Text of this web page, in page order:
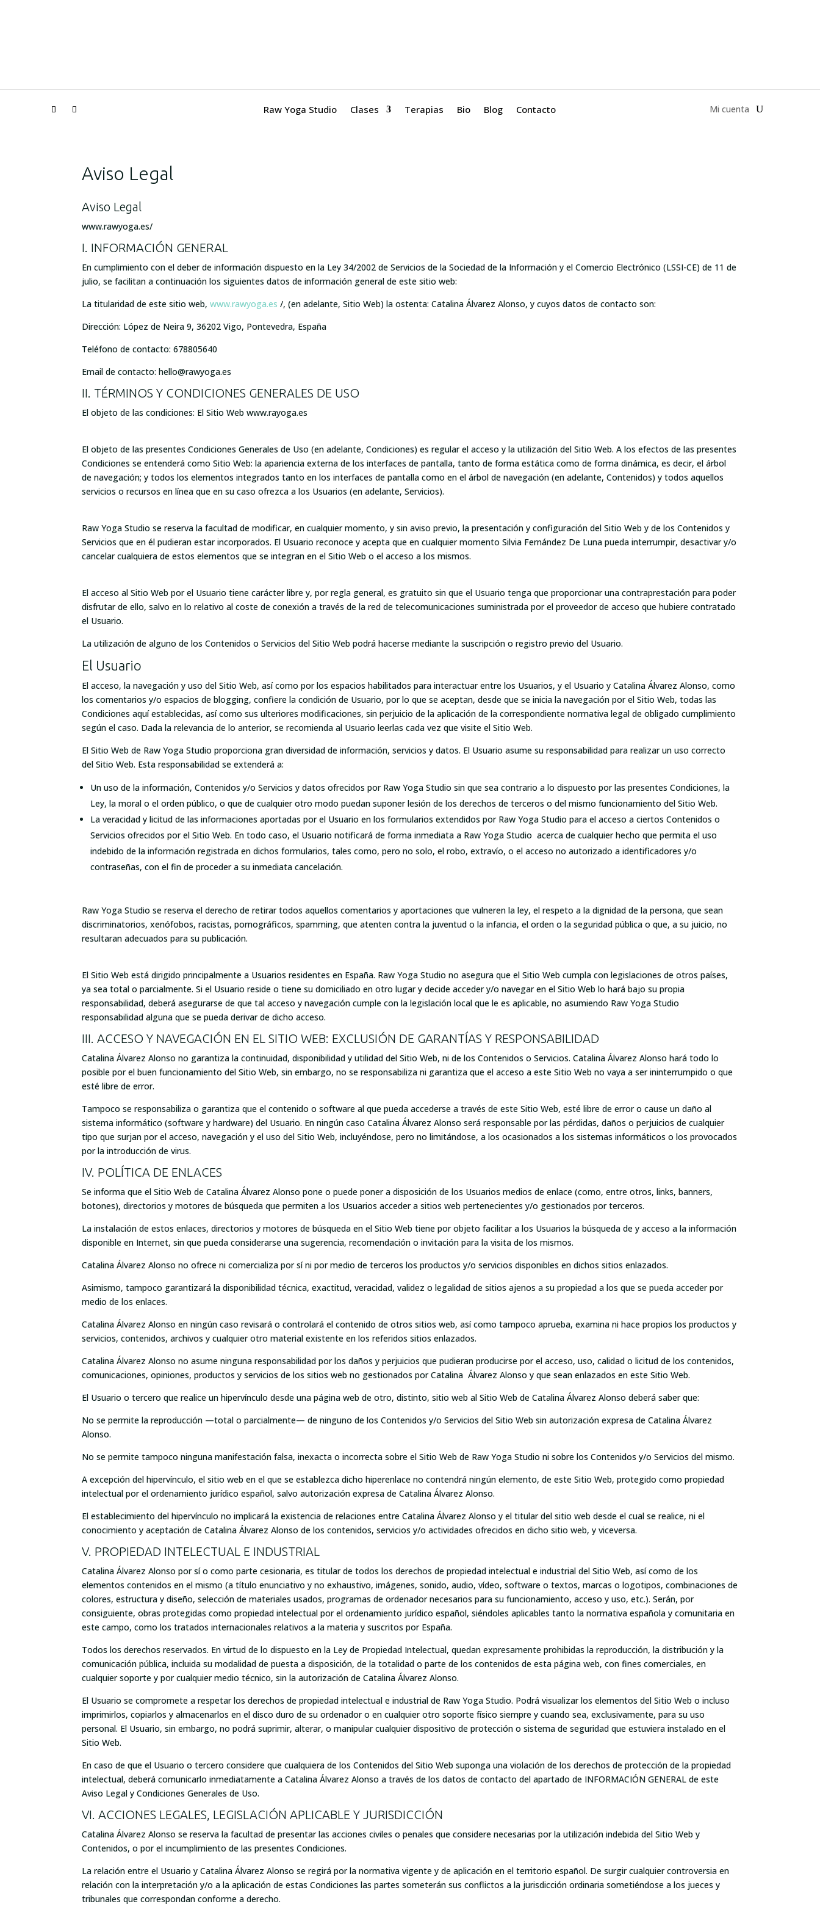
Raw Yoga Studio Clases Terapias Bio Blog Contacto Mi cuenta
Aviso Legal
Aviso Legal
www.rawyoga.es/
I. INFORMACIÓN GENERAL
En cumplimiento con el deber de información dispuesto en la Ley 34/2002 de Servicios de la Sociedad de la Información y el Comercio Electrónico (LSSI-CE) de 11 de
julio, se facilitan a continuación los siguientes datos de información general de este sitio web:
La titularidad de este sitio web,www.rawyoga.es /, (en adelante, Sitio Web) la ostenta: Catalina Álvarez Alonso, y cuyos datos de contacto son:
Dirección: López de Neira 9, 36202 Vigo, Pontevedra, España
Teléfono de contacto: 678805640
Email de contacto: hello@rawyoga.es
II. TÉRMINOS Y CONDICIONES GENERALES DE USO
El objeto de las condiciones: El Sitio Web www.rayoga.es
El objeto de las presentes Condiciones Generales de Uso (en adelante, Condiciones) es regular el acceso y la utilización del Sitio Web. A los efectos de las presentes
Condiciones se entenderá como Sitio Web: la apariencia externa de los interfaces de pantalla, tanto de forma estática como de forma dinámica, es decir, el árbol
de navegación; y todos los elementos integrados tanto en los interfaces de pantalla como en el árbol de navegación (en adelante, Contenidos) y todos aquellos
servicios o recursos en línea que en su caso ofrezca a los Usuarios (en adelante, Servicios).
Raw Yoga Studio se reserva la facultad de modificar, en cualquier momento, y sin aviso previo, la presentación y configuración del Sitio Web y de los Contenidos y
Servicios que en él pudieran estar incorporados. El Usuario reconoce y acepta que en cualquier momento Silvia Fernández De Luna pueda interrumpir, desactivar y/o
cancelar cualquiera de estos elementos que se integran en el Sitio Web o el acceso a los mismos.
El acceso al Sitio Web por el Usuario tiene carácter libre y, por regla general, es gratuito sin que el Usuario tenga que proporcionar una contraprestación para poder
disfrutar de ello, salvo en lo relativo al coste de conexión a través de la red de telecomunicaciones suministrada por el proveedor de acceso que hubiere contratado
el Usuario.
La utilización de alguno de los Contenidos o Servicios del Sitio Web podrá hacerse mediante la suscripción o registro previo del Usuario.
El Usuario
El acceso, la navegación y uso del Sitio Web, así como por los espacios habilitados para interactuar entre los Usuarios, y el Usuario y Catalina Álvarez Alonso, como
los comentarios y/o espacios de blogging, confiere la condición de Usuario, por lo que se aceptan, desde que se inicia la navegación por el Sitio Web, todas las
Condiciones aquí establecidas, así como sus ulteriores modificaciones, sin perjuicio de la aplicación de la correspondiente normativa legal de obligado cumplimiento
según el caso. Dada la relevancia de lo anterior, se recomienda al Usuario leerlas cada vez que visite el Sitio Web.
El Sitio Web de Raw Yoga Studio proporciona gran diversidad de información, servicios y datos. El Usuario asume su responsabilidad para realizar un uso correcto
del Sitio Web. Esta responsabilidad se extenderá a:
Un uso de la información, Contenidos y/o Servicios y datos ofrecidos por Raw Yoga Studio sin que sea contrario a lo dispuesto por las presentes Condiciones, la
Ley, la moral o el orden público, o que de cualquier otro modo puedan suponer lesión de los derechos de terceros o del mismo funcionamiento del Sitio Web.
La veracidad y licitud de las informaciones aportadas por el Usuario en los formularios extendidos por Raw Yoga Studio para el acceso a ciertos Contenidos o
Servicios ofrecidos por el Sitio Web. En todo caso, el Usuario notificará de forma inmediata a Raw Yoga Studio acerca de cualquier hecho que permita el uso
indebido de la información registrada en dichos formularios, tales como, pero no solo, el robo, extravío, o el acceso no autorizado a identificadores y/o
contraseñas, con el fin de proceder a su inmediata cancelación.
Raw Yoga Studio se reserva el derecho de retirar todos aquellos comentarios y aportaciones que vulneren la ley, el respeto a la dignidad de la persona, que sean
discriminatorios, xenófobos, racistas, pornográficos, spamming, que atenten contra la juventud o la infancia, el orden o la seguridad pública o que, a su juicio, no
resultaran adecuados para su publicación.
El Sitio Web está dirigido principalmente a Usuarios residentes en España. Raw Yoga Studio no asegura que el Sitio Web cumpla con legislaciones de otros países,
ya sea total o parcialmente. Si el Usuario reside o tiene su domiciliado en otro lugar y decide acceder y/o navegar en el Sitio Web lo hará bajo su propia
responsabilidad, deberá asegurarse de que tal acceso y navegación cumple con la legislación local que le es aplicable, no asumiendo Raw Yoga Studio
responsabilidad alguna que se pueda derivar de dicho acceso.
III. ACCESO Y NAVEGACIÓN EN EL SITIO WEB: EXCLUSIÓN DE GARANTÍAS Y RESPONSABILIDAD
Catalina Álvarez Alonso no garantiza la continuidad, disponibilidad y utilidad del Sitio Web, ni de los Contenidos o Servicios. Catalina Álvarez Alonso hará todo lo
posible por el buen funcionamiento del Sitio Web, sin embargo, no se responsabiliza ni garantiza que el acceso a este Sitio Web no vaya a ser ininterrumpido o que
esté libre de error.
Tampoco se responsabiliza o garantiza que el contenido o software al que pueda accederse a través de este Sitio Web, esté libre de error o cause un daño al
sistema informático (software y hardware) del Usuario. En ningún caso Catalina Álvarez Alonso será responsable por las pérdidas, daños o perjuicios de cualquier
tipo que surjan por el acceso, navegación y el uso del Sitio Web, incluyéndose, pero no limitándose, a los ocasionados a los sistemas informáticos o los provocados
por la introducción de virus.
IV. POLÍTICA DE ENLACES
Se informa que el Sitio Web de Catalina Álvarez Alonso pone o puede poner a disposición de los Usuarios medios de enlace (como, entre otros, links, banners,
botones), directorios y motores de búsqueda que permiten a los Usuarios acceder a sitios web pertenecientes y/o gestionados por terceros.
La instalación de estos enlaces, directorios y motores de búsqueda en el Sitio Web tiene por objeto facilitar a los Usuarios la búsqueda de y acceso a la información
disponible en Internet, sin que pueda considerarse una sugerencia, recomendación o invitación para la visita de los mismos.
Catalina Álvarez Alonso no ofrece ni comercializa por sí ni por medio de terceros los productos y/o servicios disponibles en dichos sitios enlazados.
Asimismo, tampoco garantizará la disponibilidad técnica, exactitud, veracidad, validez o legalidad de sitios ajenos a su propiedad a los que se pueda acceder por
medio de los enlaces.
Catalina Álvarez Alonso en ningún caso revisará o controlará el contenido de otros sitios web, así como tampoco aprueba, examina ni hace propios los productos y
servicios, contenidos, archivos y cualquier otro material existente en los referidos sitios enlazados.
Catalina Álvarez Alonso no asume ninguna responsabilidad por los daños y perjuicios que pudieran producirse por el acceso, uso, calidad o licitud de los contenidos,
comunicaciones, opiniones, productos y servicios de los sitios web no gestionados por Catalina Álvarez Alonso y que sean enlazados en este Sitio Web.
El Usuario o tercero que realice un hipervínculo desde una página web de otro, distinto, sitio web al Sitio Web de Catalina Álvarez Alonso deberá saber que:
No se permite la reproducción —total o parcialmente— de ninguno de los Contenidos y/o Servicios del Sitio Web sin autorización expresa de Catalina Álvarez
Alonso.
No se permite tampoco ninguna manifestación falsa, inexacta o incorrecta sobre el Sitio Web de Raw Yoga Studio ni sobre los Contenidos y/o Servicios del mismo.
A excepción del hipervínculo, el sitio web en el que se establezca dicho hiperenlace no contendrá ningún elemento, de este Sitio Web, protegido como propiedad
intelectual por el ordenamiento jurídico español, salvo autorización expresa de Catalina Álvarez Alonso.
El establecimiento del hipervínculo no implicará la existencia de relaciones entre Catalina Álvarez Alonso y el titular del sitio web desde el cual se realice, ni el
conocimiento y aceptación de Catalina Álvarez Alonso de los contenidos, servicios y/o actividades ofrecidos en dicho sitio web, y viceversa.
V. PROPIEDAD INTELECTUAL E INDUSTRIAL
Catalina Álvarez Alonso por sí o como parte cesionaria, es titular de todos los derechos de propiedad intelectual e industrial del Sitio Web, así como de los
elementos contenidos en el mismo (a título enunciativo y no exhaustivo, imágenes, sonido, audio, vídeo, software o textos, marcas o logotipos, combinaciones de
colores, estructura y diseño, selección de materiales usados, programas de ordenador necesarios para su funcionamiento, acceso y uso, etc.). Serán, por
consiguiente, obras protegidas como propiedad intelectual por el ordenamiento jurídico español, siéndoles aplicables tanto la normativa española y comunitaria en
este campo, como los tratados internacionales relativos a la materia y suscritos por España.
Todos los derechos reservados. En virtud de lo dispuesto en la Ley de Propiedad Intelectual, quedan expresamente prohibidas la reproducción, la distribución y la
comunicación pública, incluida su modalidad de puesta a disposición, de la totalidad o parte de los contenidos de esta página web, con fines comerciales, en
cualquier soporte y por cualquier medio técnico, sin la autorización de Catalina Álvarez Alonso.
El Usuario se compromete a respetar los derechos de propiedad intelectual e industrial de Raw Yoga Studio. Podrá visualizar los elementos del Sitio Web o incluso
imprimirlos, copiarlos y almacenarlos en el disco duro de su ordenador o en cualquier otro soporte físico siempre y cuando sea, exclusivamente, para su uso
personal. El Usuario, sin embargo, no podrá suprimir, alterar, o manipular cualquier dispositivo de protección o sistema de seguridad que estuviera instalado en el
Sitio Web.
En caso de que el Usuario o tercero considere que cualquiera de los Contenidos del Sitio Web suponga una violación de los derechos de protección de la propiedad
intelectual, deberá comunicarlo inmediatamente a Catalina Álvarez Alonso a través de los datos de contacto del apartado de INFORMACIÓN GENERAL de este
Aviso Legal y Condiciones Generales de Uso.
VI. ACCIONES LEGALES, LEGISLACIÓN APLICABLE Y JURISDICCIÓN
Catalina Álvarez Alonso se reserva la facultad de presentar las acciones civiles o penales que considere necesarias por la utilización indebida del Sitio Web y
Contenidos, o por el incumplimiento de las presentes Condiciones.
La relación entre el Usuario y Catalina Álvarez Alonso se regirá por la normativa vigente y de aplicación en el territorio español. De surgir cualquier controversia en
relación con la interpretación y/o a la aplicación de estas Condiciones las partes someterán sus conflictos a la jurisdicción ordinaria sometiéndose a los jueces y
tribunales que correspondan conforme a derecho.